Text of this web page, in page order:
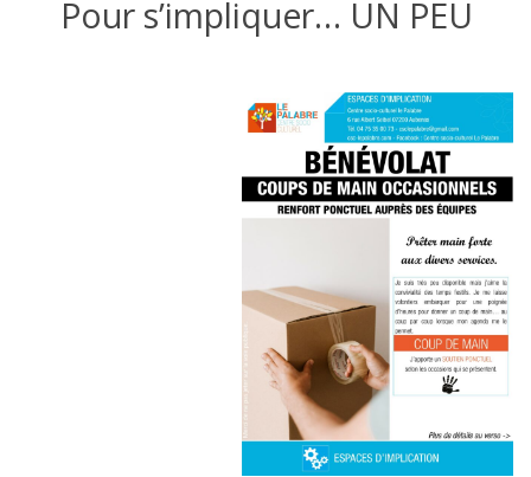
Pour s’impliquer… UN PEU